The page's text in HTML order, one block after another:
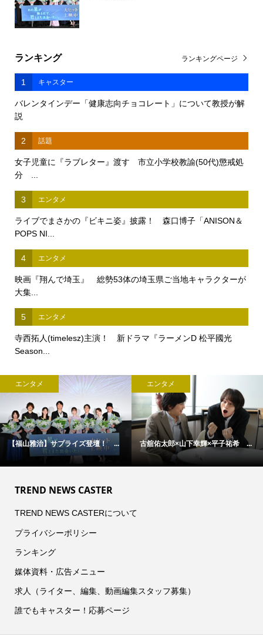
ランキング
1 キャスター
バレンタインデー「健康志向チョコレート」について教授が解
説
2 話題
女子児童に『ラブレター』渡す 市立小学校教諭(50代)懲戒処
分 ...
3 エンタメ
ライブでまさかの『ビキニ姿』披露！ 森口博子「ANISON＆
POPS NI...
4 エンタメ
映画『翔んで埼玉』 総勢53体の埼玉県ご当地キャラクターが
大集...
5 エンタメ
寺西拓人(timelesz)主演！ 新ドラマ『ラーメンD 松平國光
Season...
ランキングページ
エンタメ
【福山雅治】サプライズ登壇！ ...
エンタメ
古舘佑太郎×山下幸輝×平子祐希 ...
TREND NEWS CASTER
TREND NEWS CASTERについて
プライバシーポリシー
ランキング
媒体資料・広告メニュー
求人（ライター、編集、動画編集スタッフ募集）
誰でもキャスター！応募ページ